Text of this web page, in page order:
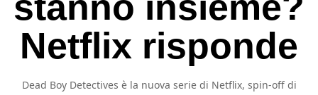
Netflix risponde
Dead Boy Detectives è la nuova serie di Netflix, spin-off di